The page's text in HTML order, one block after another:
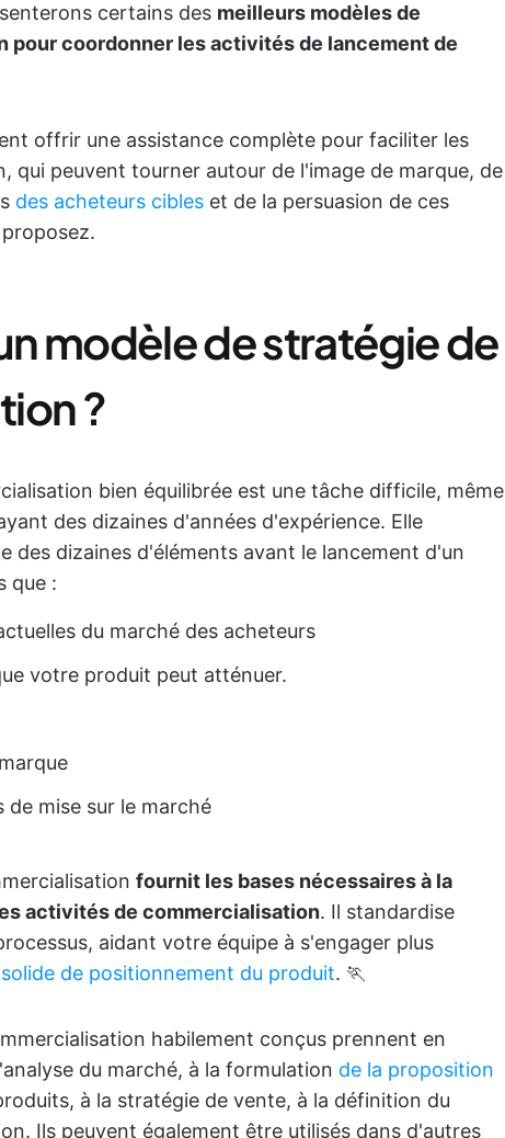
certains des meilleurs modèles de
pour coordonner les activités de lancement de
offrir une assistance complète pour faciliter les
qui peuvent tourner autour de l'image de marque, de
des acheteurs cibles et de la persuasion de ces
modèle de stratégie de
?
bien équilibrée est une tâche difficile, même
des dizaines d'années d'expérience. Elle
des dizaines d'éléments avant le lancement d'un
que :
du marché des acheteurs
votre produit peut atténuer.
de mise sur le marché
fournit les bases nécessaires à la
activités de commercialisation. Il standardise
aidant votre équipe à s'engager plus
solide de positionnement du produit. 🏃
habilement conçus prennent en
du marché, à la formulation de la proposition
à la stratégie de vente, à la définition du
Ils peuvent également être utilisés dans d'autres